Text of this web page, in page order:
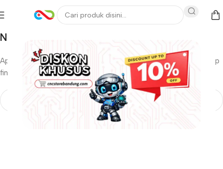
Nothing Found
Apologies, but no results were found. Perhaps searching will help
find a related post.